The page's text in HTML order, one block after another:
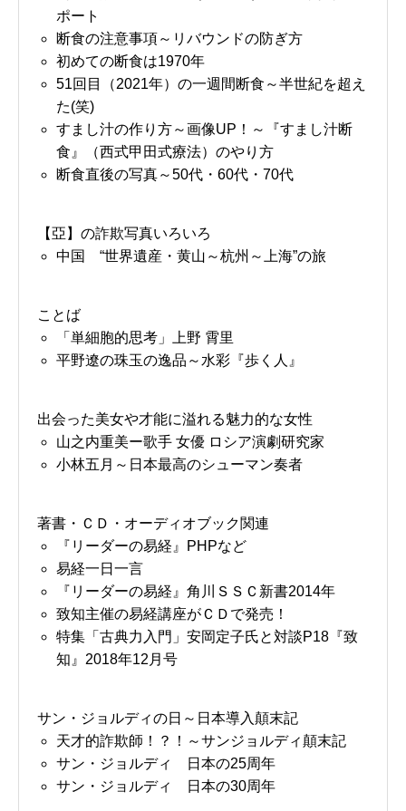
ポート
断食の注意事項～リバウンドの防ぎ方
初めての断食は1970年
51回目（2021年）の一週間断食～半世紀を超え
た(笑)
すまし汁の作り方～画像UP！～『すまし汁断
食』（西式甲田式療法）のやり方
断食直後の写真～50代・60代・70代
【亞】の詐欺写真いろいろ
中国 “世界遺産・黄山～杭州～上海”の旅
ことば
「単細胞的思考」上野 霄里
平野遼の珠玉の逸品～水彩『歩く人』
出会った美女や才能に溢れる魅力的な女性
山之内重美ー歌手 女優 ロシア演劇研究家
小林五月～日本最高のシューマン奏者
著書・ＣＤ・オーディオブック関連
『リーダーの易経』PHPなど
易経一日一言
『リーダーの易経』角川ＳＳＣ新書2014年
致知主催の易経講座がＣＤで発売！
特集「古典力入門」安岡定子氏と対談P18『致
知』2018年12月号
サン・ジョルディの日～日本導入顛末記
天才的詐欺師！？！～サンジョルディ顛末記
サン・ジョルディ 日本の25周年
サン・ジョルディ 日本の30周年